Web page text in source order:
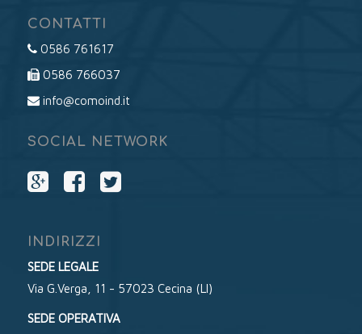
CONTATTI
0586 761617
0586 766037
info@comoind.it
SOCIAL NETWORK
INDIRIZZI
SEDE LEGALE
Via G.Verga, 11 - 57023 Cecina (LI)
SEDE OPERATIVA